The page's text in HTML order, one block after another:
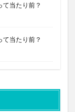
当たり前？
当たり前？